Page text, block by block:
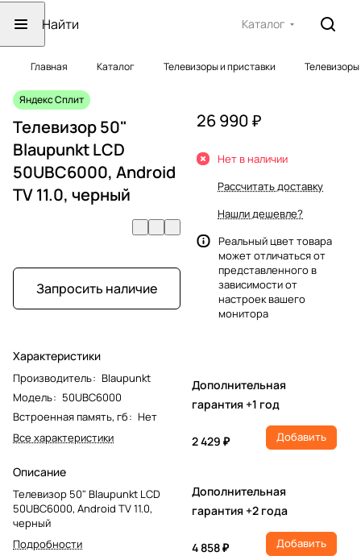
Каталог
Главная Каталог Телевизоры и приставки Телевизоры
Яндекс Сплит
Телевизор 50"
Blaupunkt LCD
50UBC6000, Android
TV 11.0, черный
Запросить наличие
Характеристики
Производитель: Blaupunkt
Модель: 50UBC6000
Встроенная память, гб: Нет
Все характеристики
Описание
Телевизор 50" Blaupunkt LCD
50UBC6000, Android TV 11.0,
черный
Подробности
26 990 ₽
Нет в наличии
Рассчитать доставку
Нашли дешевле?
Реальный цвет товара
может отличаться от
представленного в
зависимости от
настроек вашего
монитора
Дополнительная
гарантия +1 год
2 429 ₽ Добавить
Дополнительная
гарантия +2 года
4 858 ₽ Добавить